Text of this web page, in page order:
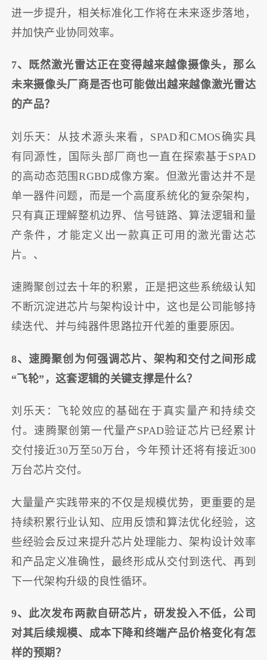
进一步提升，相关标准化工作将在未来逐步落地，
并加快产业协同效率。
7、既然激光雷达正在变得越来越像摄像头，那么
未来摄像头厂商是否也可能做出越来越像激光雷达
的产品？
刘乐天：从技术源头来看，SPAD和CMOS确实具
有同源性，国际头部厂商也一直在探索基于SPAD
的高动态范围RGBD成像方案。但激光雷达并不是
单一器件问题，而是一个高度系统化的复杂架构，
只有真正理解整机边界、信号链路、算法逻辑和量
产条件，才能定义出一款真正可用的激光雷达芯
片。、
速腾聚创过去十年的积累，正是把这些系统级认知
不断沉淀进芯片与架构设计中，这也是公司能够持
续迭代、并与纯器件思路拉开代差的重要原因。
8、速腾聚创为何强调芯片、架构和交付之间形成
“飞轮”，这套逻辑的关键支撑是什么？
刘乐天：飞轮效应的基础在于真实量产和持续交
付。速腾聚创第一代量产SPAD验证芯片已经累计
交付接近30万至50万台，今年预计还将有接近300
万台芯片交付。
大量量产实践带来的不仅是规模优势，更重要的是
持续积累行业认知、应用反馈和算法优化经验，这
些经验会反过来提升芯片处理能力、架构设计效率
和产品定义准确性，最终形成从交付到迭代、再到
下一代架构升级的良性循环。
9、此次发布两款自研芯片，研发投入不低，公司
对其后续规模、成本下降和终端产品价格变化有怎
样的预期？